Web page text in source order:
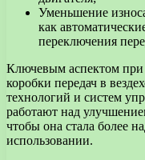
Уменьшение
как
переключения
Ключевым аспектом при
коробки передач в
технологий и систем
работают над
чтобы она стала более
использовании.